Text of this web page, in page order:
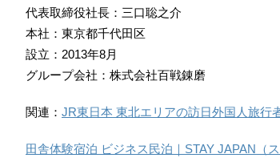
代表取締役社長：三口聡之介
本社：東京都千代田区
設立：2013年8月
グループ会社：株式会社百戦錬磨
関連： JR東日本 東北エリアの訪日外国人旅行
田舎体験宿泊 ビジネス民泊｜STAY JAPAN（ス